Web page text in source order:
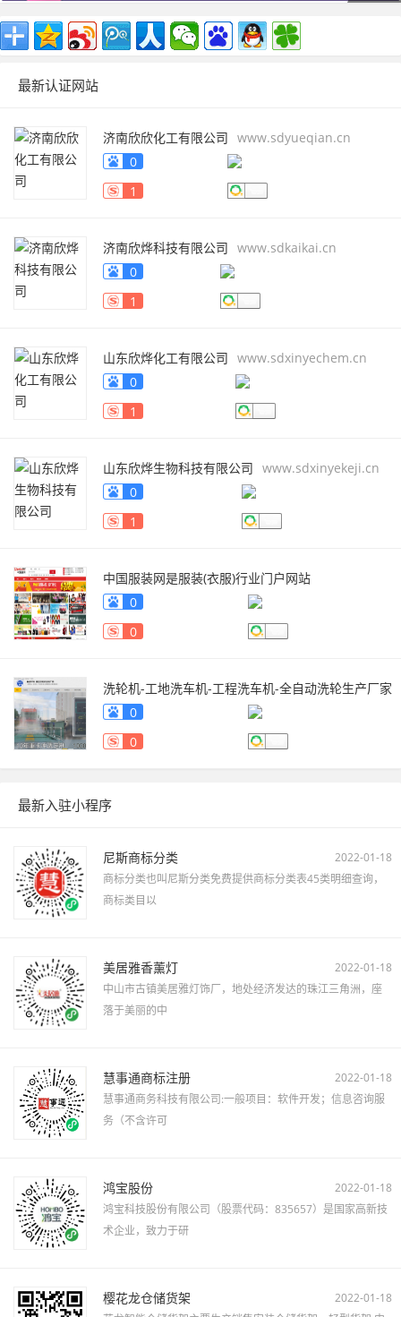
最新认证网站
济南欣欣化工有限公司 www.sdyueqian.cn
0
1
济南欣烨科技有限公司 www.sdkaikai.cn
0
1
山东欣烨化工有限公司 www.sdxinyechem.cn
0
1
山东欣烨生物科技有限公司 www.sdxinyekeji.cn
0
1
中国服装网是服装(衣服)行业门户网站
fuzhuang.qiyeku.cn
0
0
洗轮机-工地洗车机-工程洗车机-全自动洗轮生产厂家
[鲁企环科]
www.lqhb88.com
0
0
最新入驻小程序
尼斯商标分类
2022-01-18
商标分类也叫尼斯分类免费提供商标分类表45类明细查询，
商标类目以
美居雅香薰灯
2022-01-18
中山市古镇美居雅灯饰厂，地处经济发达的珠江三角洲，座
落于美丽的中
慧事通商标注册
2022-01-18
慧事通商务科技有限公司:一般项目：软件开发；信息咨询服
务（不含许可
鸿宝股份
2022-01-18
鸿宝科技股份有限公司（股票代码：835657）是国家高新技
术企业，致力于研
樱花龙仓储货架
2022-01-18